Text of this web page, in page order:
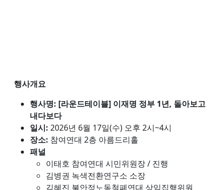
행사개요
행사명: [라운드테이블] 이재명 정부 1년, 돌아보고
내다보다
일시: 2026년 6월 17일(수) 오후 2시~4시
장소: 참여연대 2층 아름드리홀
패널
이태호 참여연대 시민위원장 / 진행
김병권 녹색전환연구소 소장
김혜진 불안정노동철폐연대 상임집행위원